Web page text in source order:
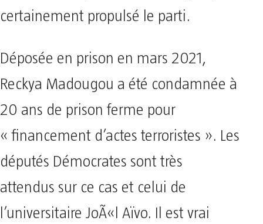
certainement propulsé le parti.
Déposée en prison en mars 2021,
Reckya Madougou a été condamnée à
20 ans de prison ferme pour
« financement d’actes terroristes ». Les
députés Démocrates sont très
attendus sur ce cas et celui de
l’universitaire JoÃ«l Aïvo. Il est vrai